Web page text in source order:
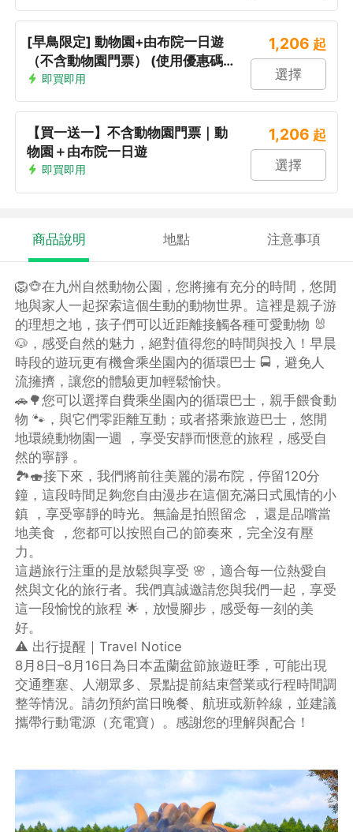
[早鳥限定] 動物園+由布院一日遊
（不含動物園門票） (使用優惠碼
享優惠)
即買即用
1,206 起
選擇
【買一送一】不含動物園門票｜動
物園＋由布院一日遊
即買即用
1,206 起
選擇
商品說明 地點 注意事項
🦁🐵在九州自然動物公園，您將擁有充分的時間，悠閒
地與家人一起探索這個生動的動物世界。這裡是親子游
的理想之地，孩子們可以近距離接觸各種可愛動物 🐰
🐶，感受自然的魅力，絕對值得您的時間與投入！早晨
時段的遊玩更有機會乘坐園內的循環巴士 🚍，避免人
流擁擠，讓您的體驗更加輕鬆愉快。
🚗🌳您可以選擇自費乘坐園內的循環巴士，親手餵食動
物 🐾，與它們零距離互動；或者搭乘旅遊巴士，悠閒
地環繞動物園一週 ，享受安靜而愜意的旅程，感受自
然的寧靜 。
🏞️🍣接下來，我們將前往美麗的湯布院，停留120分
鐘，這段時間足夠您自由漫步在這個充滿日式風情的小
鎮 ，享受寧靜的時光。無論是拍照留念 ，還是品嚐當
地美食 ，您都可以按照自己的節奏來，完全沒有壓
力。
這趟旅行注重的是放鬆與享受 🌸，適合每一位熱愛自
然與文化的旅行者。我們真誠邀請您與我們一起，享受
這一段愉悅的旅程 🌟，放慢腳步，感受每一刻的美
好。
⚠️ 出行提醒｜Travel Notice
8月8日–8月16日為日本盂蘭盆節旅遊旺季，可能出現
交通壅塞、人潮眾多、景點提前結束營業或行程時間調
整等情況。請勿預約當日晚餐、航班或新幹線，並建議
攜帶行動電源（充電寶）。感謝您的理解與配合！